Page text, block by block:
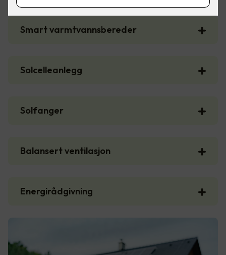
Smart varmtvannsbereder
Solcelleanlegg
Solfanger
Balansert ventilasjon
Energirådgivning